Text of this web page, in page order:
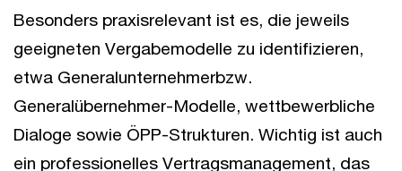
Besonders praxisrelevant ist es, die jeweils
geeigneten Vergabemodelle zu identifizieren,
etwa Generalunternehmerbzw.
Generalübernehmer-Modelle, wettbewerbliche
Dialoge sowie ÖPP-Strukturen. Wichtig ist auch
ein professionelles Vertragsmanagement, das